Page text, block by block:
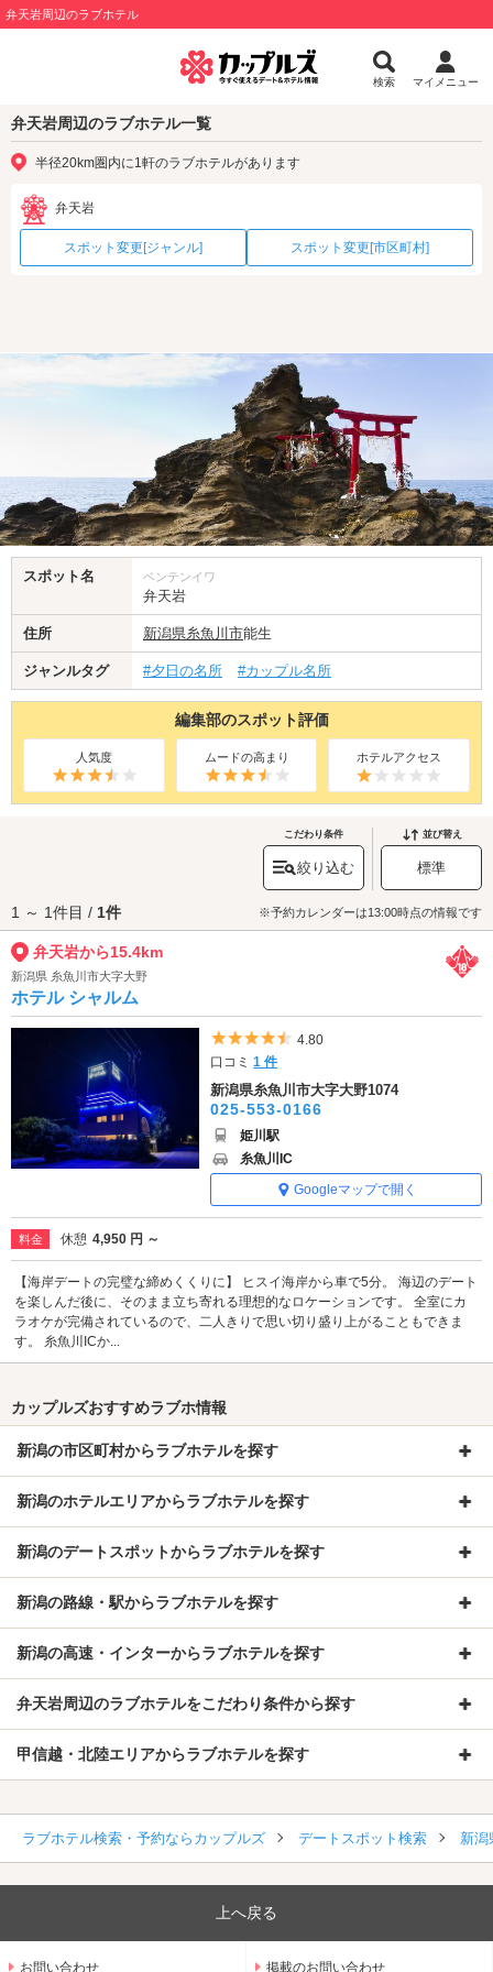
弁天岩周辺のラブホテル
検索 マイメニュー
弁天岩周辺のラブホテル一覧
半径20km圏内に1軒のラブホテルがあります
弁天岩
スポット変更[ジャンル] スポット変更[市区町村]
スポット名 ベンテンイワ
弁天岩
住所 新潟県糸魚川市能生
ジャンルタグ #夕日の名所 #カップル名所
編集部のスポット評価
人気度 ムードの高まり ホテルアクセス
こだわり条件
絞り込む
並び替え
標準
1 ～ 1件目 / 1件 ※予約カレンダーは13:00時点の情報です
弁天岩から15.4km
新潟県 糸魚川市大字大野
ホテル シャルム
5つ星のうち4.5
4.80
口コミ1 件
新潟県糸魚川市大字大野1074
025-553-0166
姫川駅
糸魚川IC
Googleマップで開く
料金 休憩 4,950 円 ～
【海岸デートの完璧な締めくくりに】 ヒスイ海岸から車で5分。 海辺のデート
を楽しんだ後に、そのまま立ち寄れる理想的なロケーションです。 全室にカ
ラオケが完備されているので、二人きりで思い切り盛り上がることもできま
す。 糸魚川ICか...
カップルズおすすめラブホ情報
新潟の市区町村からラブホテルを探す
新潟のホテルエリアからラブホテルを探す
新潟のデートスポットからラブホテルを探す
新潟の路線・駅からラブホテルを探す
新潟の高速・インターからラブホテルを探す
弁天岩周辺のラブホテルをこだわり条件から探す
甲信越・北陸エリアからラブホテルを探す
ラブホテル検索・予約ならカップルズ デートスポット検索 新潟
上へ戻る
お問い合わせ 掲載のお問い合わせ